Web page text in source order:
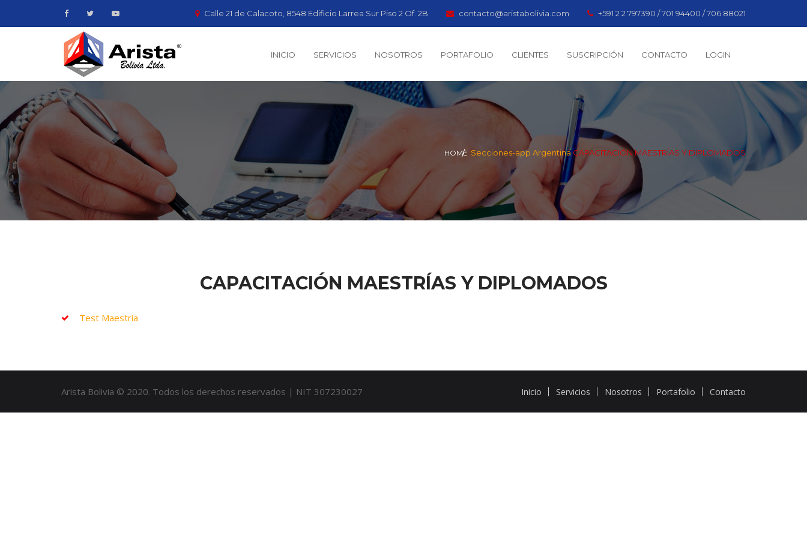
Calle 21 de Calacoto, 8548 Edificio Larrea Sur Piso 2 Of. 2B contacto@aristabolivia.com +591 2 2 797390 / 701 94400 / 706 88021
INICIO SERVICIOS NOSOTROS PORTAFOLIO CLIENTES SUSCRIPCIÓN CONTACTO LOGIN
HOME Secciones-app ArgentinaCAPACITACIÓN MAESTRÍAS Y DIPLOMADOS
CAPACITACIÓN MAESTRÍAS Y DIPLOMADOS
Test Maestria
Arista Bolivia © 2020. Todos los derechos reservados | NIT 307230027 Inicio Servicios Nosotros Portafolio Contacto